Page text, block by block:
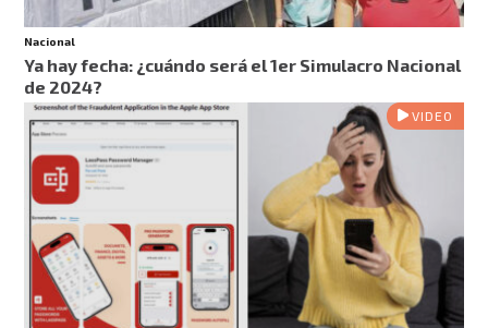
Nacional
Ya hay fecha: ¿cuándo será el 1er Simulacro Nacional
de 2024?
VIDEO